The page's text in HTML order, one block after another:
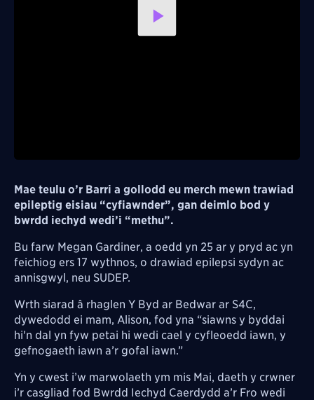
Play
Mae teulu o’r Barri a gollodd eu merch mewn trawiad
epileptig eisiau “cyfiawnder”, gan deimlo bod y
bwrdd iechyd wedi’i “methu”.
Bu farw Megan Gardiner, a oedd yn 25 ar y pryd ac yn
feichiog ers 17 wythnos, o drawiad epilepsi sydyn ac
annisgwyl, neu SUDEP.
Wrth siarad â rhaglen Y Byd ar Bedwar ar S4C,
dywedodd ei mam, Alison, fod yna “siawns y byddai
hi'n dal yn fyw petai hi wedi cael y cyfleoedd iawn, y
gefnogaeth iawn a’r gofal iawn.”
Yn y cwest i’w marwolaeth ym mis Mai, daeth y crwner
i’r casgliad fod Bwrdd Iechyd Caerdydd a’r Fro wedi